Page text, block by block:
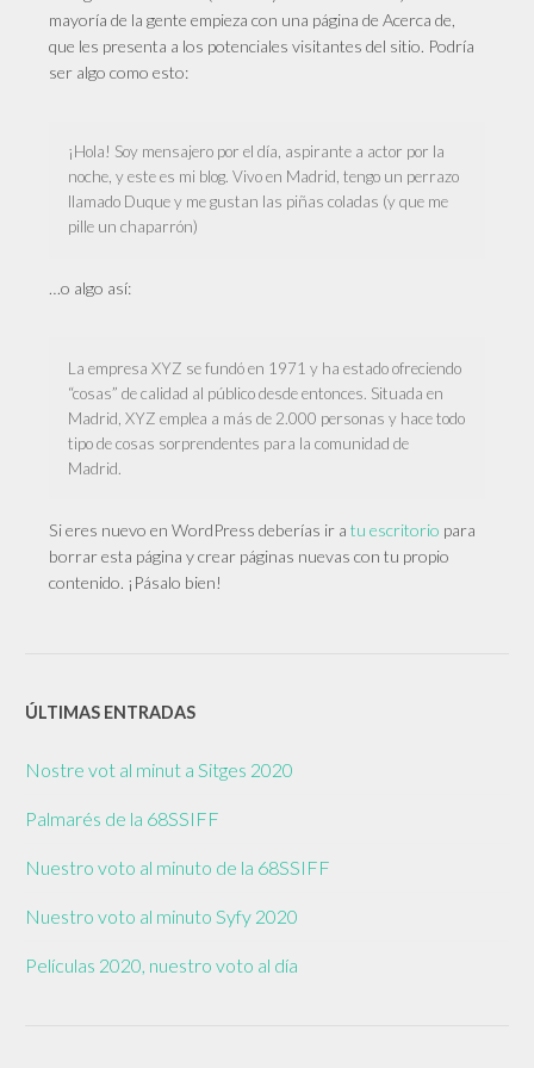
mayoría de la gente empieza con una página de Acerca de,
que les presenta a los potenciales visitantes del sitio. Podría
ser algo como esto:
¡Hola! Soy mensajero por el día, aspirante a actor por la
noche, y este es mi blog. Vivo en Madrid, tengo un perrazo
llamado Duque y me gustan las piñas coladas (y que me
pille un chaparrón)
…o algo así:
La empresa XYZ se fundó en 1971 y ha estado ofreciendo
“cosas” de calidad al público desde entonces. Situada en
Madrid, XYZ emplea a más de 2.000 personas y hace todo
tipo de cosas sorprendentes para la comunidad de
Madrid.
Si eres nuevo en WordPress deberías ir atu escritorio para
borrar esta página y crear páginas nuevas con tu propio
contenido. ¡Pásalo bien!
ÚLTIMAS ENTRADAS
Nostre vot al minut a Sitges 2020
Palmarés de la 68SSIFF
Nuestro voto al minuto de la 68SSIFF
Nuestro voto al minuto Syfy 2020
Películas 2020, nuestro voto al día